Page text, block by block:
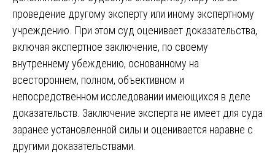
проведение другому эксперту или иному экспертному
учреждению. При этом суд оценивает доказательства,
включая экспертное заключение, по своему
внутреннему убеждению, основанному на
всестороннем, полном, объективном и
непосредственном исследовании имеющихся в деле
доказательств. Заключение эксперта не имеет для суда
заранее установленной силы и оценивается наравне с
другими доказательствами.